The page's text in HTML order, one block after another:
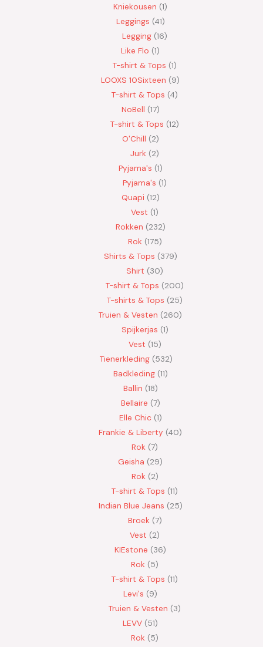
Kniekousen 1
Leggings 41
Legging 16
Like Flo 1
T-shirt & Tops 1
LOOXS 10Sixteen
9
T-shirt & Tops 4
NoBell 17
T-shirt & Tops 12
O'Chill 2
Jurk 2
Pyjama's 1
Pyjama's 1
Quapi 12
Vest 1
Rokken 232
Rok 175
Shirts & Tops 379
Shirt
30
T-shirt & Tops
200
T-shirts & Tops
25
Truien & Vesten
260
Spijkerjas 1
Vest 15
Tienerkleding 532
Badkleding 11
Ballin 18
Bellaire 7
Elle Chic 1
Frankie & Liberty 40
Rok 7
Geisha
29
Rok 2
T-shirt & Tops 11
Indian Blue Jeans 25
Broek 7
Vest
2
KIEstone
36
Rok 5
T-shirt & Tops 11
Levi's
9
Truien & Vesten
3
LEVV 51
Rok 5